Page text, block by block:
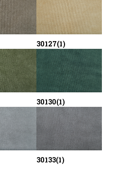
30127(1)
30130(1)
30133(1)